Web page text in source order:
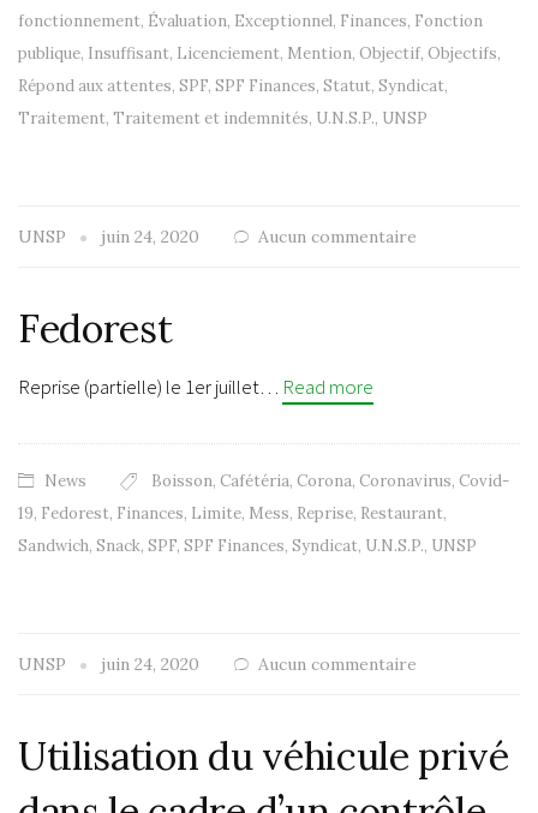
fonctionnement, Évaluation, Exceptionnel, Finances, Fonction
publique, Insuffisant, Licenciement, Mention, Objectif, Objectifs,
Répond aux attentes, SPF, SPF Finances, Statut, Syndicat,
Traitement, Traitement et indemnités, U.N.S.P., UNSP
UNSP juin 24, 2020 Aucun commentaire
Fedorest
Reprise (partielle) le 1er juillet… Read more
News Boisson, Cafétéria, Corona, Coronavirus, Covid-
19, Fedorest, Finances, Limite, Mess, Reprise, Restaurant,
Sandwich, Snack, SPF, SPF Finances, Syndicat, U.N.S.P., UNSP
UNSP juin 24, 2020 Aucun commentaire
Utilisation du véhicule privé